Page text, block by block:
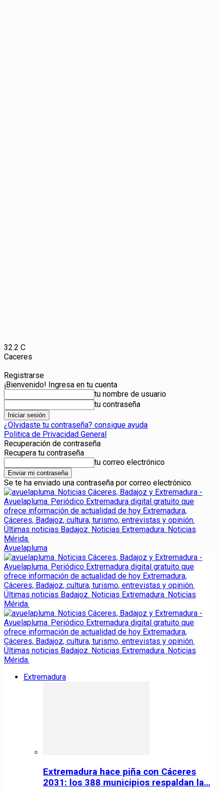
32.2 C
Caceres
Registrarse
¡Bienvenido! Ingresa en tu cuenta
tu nombre de usuario
tu contraseña
¿Olvidaste tu contraseña? consigue ayuda
Politica de Privacidad General
Recuperación de contraseña
Recupera tu contraseña
tu correo electrónico
Se te ha enviado una contraseña por correo electrónico.
Avuelapluma
Extremadura
Extremadura hace piña con Cáceres
2031: los 388 municipios respaldan la…